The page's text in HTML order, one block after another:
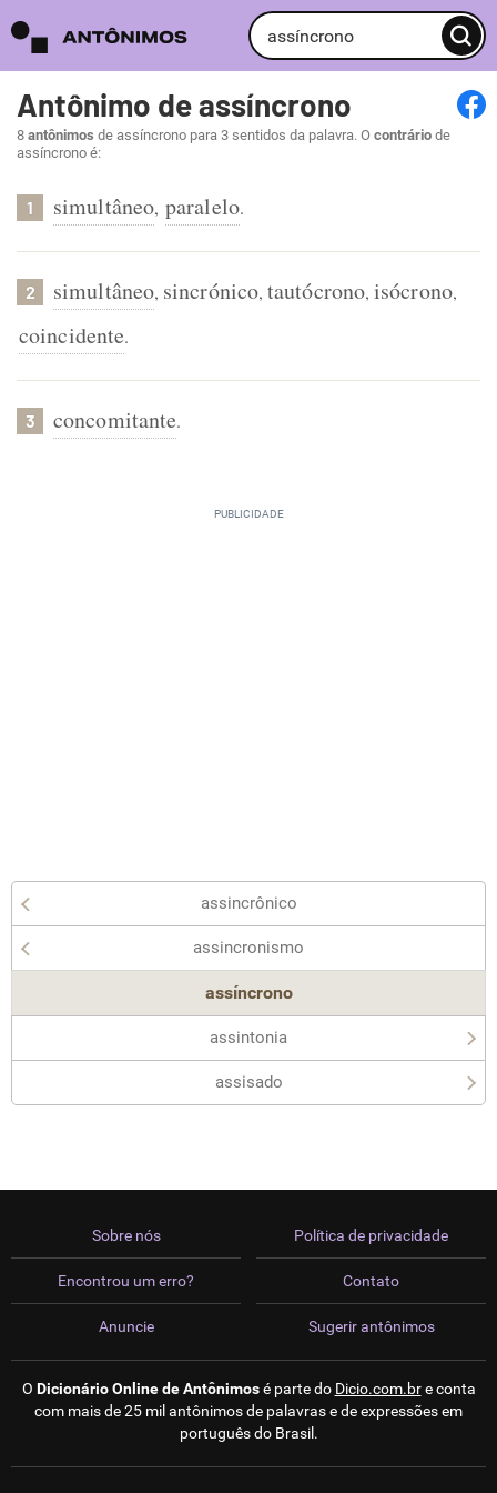
Antônimo de assíncrono
8 antônimos de assíncrono para 3 sentidos da palavra. O contrário de
assíncrono é:
1 simultâneo, paralelo.
2 simultâneo, sincrónico, tautócrono, isócrono,
coincidente.
3 concomitante.
assincrônico
assincronismo
assíncrono
assintonia
assisado
Sobre nós
Encontrou um erro?
Anuncie
Política de privacidade
Contato
Sugerir antônimos
O Dicionário Online de Antônimosé parte do Dicio.com.bre conta
com mais de 25 mil antônimos de palavras e de expressões em
português do Brasil.